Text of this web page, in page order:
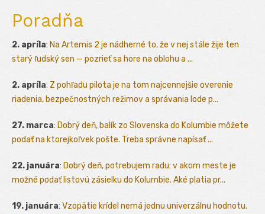
Poradňa
2. apríla: Na Artemis 2 je nádherné to, že v nej stále žije ten
starý ľudský sen — pozrieť sa hore na oblohu a ...
2. apríla: Z pohľadu pilota je na tom najcennejšie overenie
riadenia, bezpečnostných režimov a správania lode p...
27. marca: Dobrý deň, balík zo Slovenska do Kolumbie môžete
podať na ktorejkoľvek pošte. Treba správne napísať ...
22. januára: Dobrý deň, potrebujem radu: v akom meste je
možné podať listovú zásielku do Kolumbie. Aké platia pr...
19. januára: Vzopätie krídel nemá jednu univerzálnu hodnotu.